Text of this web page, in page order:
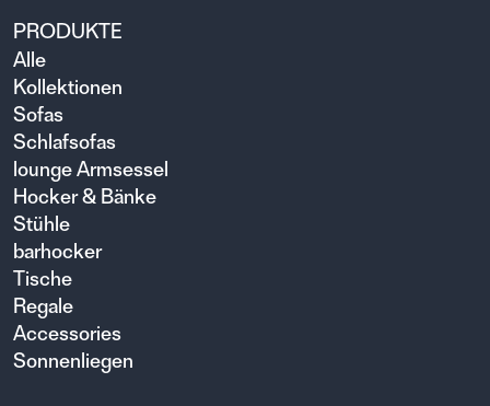
PRODUKTE
Alle
Kollektionen
Sofas
Schlafsofas
lounge Armsessel
Hocker & Bänke
Stühle
barhocker
Tische
Regale
Accessories
Sonnenliegen